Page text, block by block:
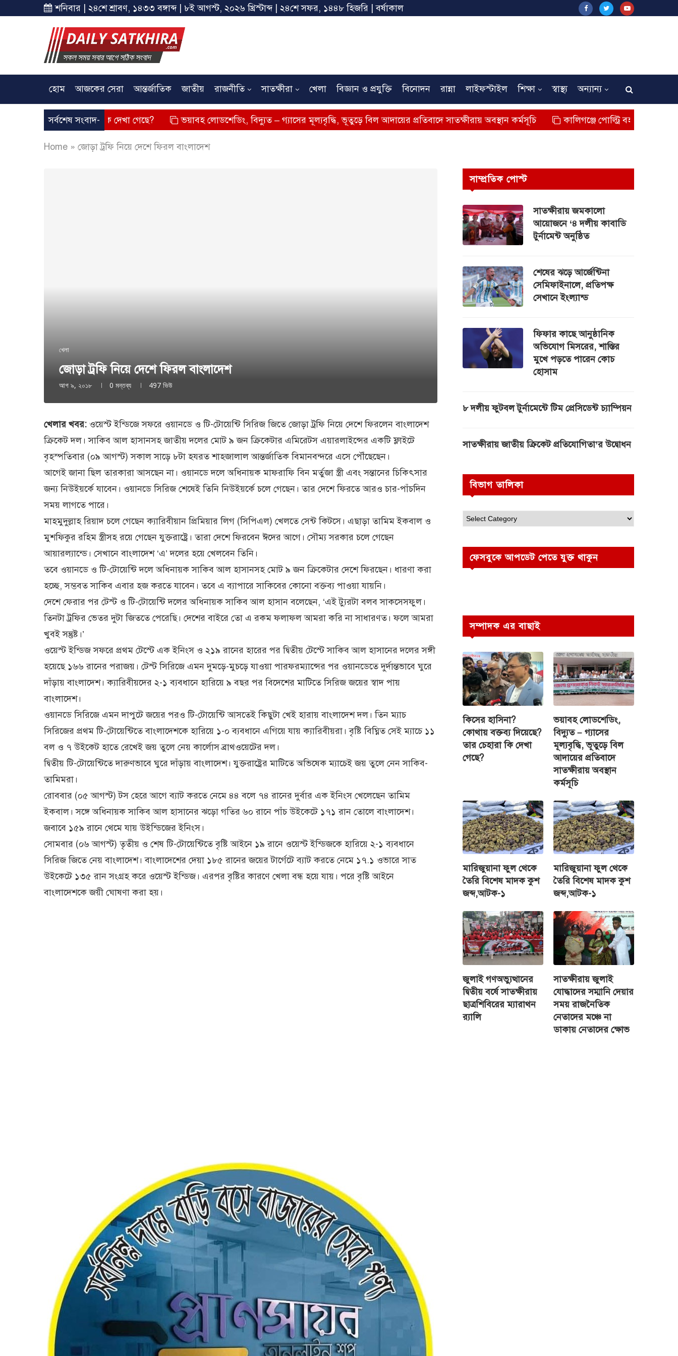
শনিবার | ২৪শে শ্রাবণ, ১৪৩৩ বঙ্গাব্দ | ৮ই আগস্ট, ২০২৬ খ্রিস্টাব্দ | ২৪শে সফর, ১৪৪৮ হিজরি | বর্ষাকাল
হোম আজকের সেরা আন্তর্জাতিক জাতীয় রাজনীতি সাতক্ষীরা খেলা বিজ্ঞান ও প্রযুক্তি বিনোদন রান্না লাইফস্টাইল শিক্ষা স্বাস্থ্য অন্যান্য
সর্বশেষ সংবাদ-
তার চেহারা কি দেখা গেছে? ভয়াবহ লোডশেডিং, বিদ্যুত – গ্যাসের মূল্যবৃদ্ধি, ভূতুড়ে বিল আদায়ের প্রতিবাদে সাতক্ষীরায় অবস্থান কর্মসূচি কালিগঞ্জে পোল্ট্রি বহনকারী গাড়ির ধাক্কায়
Home » জোড়া ট্রফি নিয়ে দেশে ফিরল বাংলাদেশ
খেলা
জোড়া ট্রফি নিয়ে দেশে ফিরল বাংলাদেশ
আগ ৯, ২০১৮ 0 মন্তব্য 497 ভিউ
খেলার খবর: ওয়েস্ট ইন্ডিজে সফরে ওয়ানডে ও টি-টোয়েন্টি সিরিজ জিতে জোড়া ট্রফি নিয়ে দেশে ফিরলেন বাংলাদেশ
ক্রিকেট দল। সাকিব আল হাসানসহ জাতীয় দলের মোট ৯ জন ক্রিকেটার এমিরেটস এয়ারলাইন্সের একটি ফ্লাইটে
বৃহস্পতিবার (০৯ আগস্ট) সকাল সাড়ে ৮টা হযরত শাহজালাল আন্তর্জাতিক বিমানবন্দরে এসে পৌঁছেছেন।
আগেই জানা ছিল তারকারা আসছেন না। ওয়ানডে দলে অধিনায়ক মাফরাফি বিন মর্তুজা স্ত্রী এবং সন্তানের চিকিৎসার
জন্য নিউইয়র্কে যাবেন। ওয়ানডে সিরিজ শেষেই তিনি নিউইয়র্কে চলে গেছেন। তার দেশে ফিরতে আরও চার-পাঁচদিন
সময় লাগতে পারে।
মাহমুদুল্লাহ রিয়াদ চলে গেছেন ক্যারিবীয়ান প্রিমিয়ার লিগ (সিপিএল) খেলতে সেন্ট কিটসে। এছাড়া তামিম ইকবাল ও
মুশফিকুর রহিম স্ত্রীসহ রয়ে গেছেন যুক্তরাষ্ট্রে। তারা দেশে ফিরবেন ঈদের আগে। সৌম্য সরকার চলে গেছেন
আয়ারল্যান্ডে। সেখানে বাংলাদেশ ‘এ’ দলের হয়ে খেলবেন তিনি।
তবে ওয়ানডে ও টি-টোয়েন্টি দলে অধিনায়ক সাকিব আল হাসানসহ মোট ৯ জন ক্রিকেটার দেশে ফিরছেন। ধারণা করা
হচ্ছে, সম্ভবত সাকিব এবার হজ করতে যাবেন। তবে এ ব্যাপারে সাকিবের কোনো বক্তব্য পাওয়া যায়নি।
দেশে ফেরার পর টেস্ট ও টি-টোয়েন্টি দলের অধিনায়ক সাকিব আল হাসান বলেছেন, ‘এই ট্যুরটা বলব সাকসেসফুল।
তিনটা ট্রফির ভেতর দুটা জিততে পেরেছি। দেশের বাইরে তো এ রকম ফলাফল আমরা করি না সাধারণত। ফলে আমরা
খুবই সন্তুষ্ট।’
ওয়েস্ট ইন্ডিজ সফরে প্রথম টেস্টে এক ইনিংস ও ২১৯ রানের হারের পর দ্বিতীয় টেস্টে সাকিব আল হাসানের দলের সঙ্গী
হয়েছে ১৬৬ রানের পরাজয়। টেস্ট সিরিজে এমন দুমড়ে-মুচড়ে যাওয়া পারফরম্যান্সের পর ওয়ানডেতে দুর্দান্তভাবে ঘুরে
দাঁড়ায় বাংলাদেশ। ক্যারিবীয়দের ২-১ ব্যবধানে হারিয়ে ৯ বছর পর বিদেশের মাটিতে সিরিজ জয়ের স্বাদ পায়
বাংলাদেশ।
ওয়ানডে সিরিজে এমন দাপুটে জয়ের পরও টি-টোয়েন্টি আসতেই কিছুটা খেই হারায় বাংলাদেশ দল। তিন ম্যাচ
সিরিজের প্রথম টি-টোয়েন্টিতে বাংলাদেশকে হারিয়ে ১-০ ব্যবধানে এগিয়ে যায় ক্যারিবীয়রা। বৃষ্টি বিঘ্নিত সেই ম্যাচে ১১
বল ও ৭ উইকেট হাতে রেখেই জয় তুলে নেয় কার্লোস ব্রাথওয়েটের দল।
দ্বিতীয় টি-টোয়েন্টিতে দারুণভাবে ঘুরে দাঁড়ায় বাংলাদেশ। যুক্তরাষ্ট্রের মাটিতে অভিষেক ম্যাচেই জয় তুলে নেন সাকিব-
তামিমরা।
রোববার (০৫ আগস্ট) টস হেরে আগে ব্যাট করতে নেমে ৪৪ বলে ৭৪ রানের দুর্বার এক ইনিংস খেলেছেন তামিম
ইকবাল। সঙ্গে অধিনায়ক সাকিব আল হাসানের ঝড়ো গতির ৬০ রানে পাঁচ উইকেটে ১৭১ রান তোলে বাংলাদেশ।
জবাবে ১৫৯ রানে থেমে যায় উইন্ডিজের ইনিংস।
সোমবার (০৬ আগস্ট) তৃতীয় ও শেষ টি-টোয়েন্টিতে বৃষ্টি আইনে ১৯ রানে ওয়েস্ট ইন্ডিজকে হারিয়ে ২-১ ব্যবধানে
সিরিজ জিতে নেয় বাংলাদেশ। বাংলাদেশের দেয়া ১৮৫ রানের জয়ের টার্গেটে ব্যাট করতে নেমে ১৭.১ ওভারে সাত
উইকেটে ১৩৫ রান সংগ্রহ করে ওয়েস্ট ইন্ডিজ। এরপর বৃষ্টির কারণে খেলা বন্ধ হয়ে যায়। পরে বৃষ্টি আইনে
বাংলাদেশকে জয়ী ঘোষণা করা হয়।
সাম্প্রতিক পোস্ট
সাতক্ষীরায় জমকালো
আয়োজনে ‘৪ দলীয় কাবাডি
টুর্নামেন্ট অনুষ্ঠিত
শেষের ঝড়ে আর্জেন্টিনা
সেমিফাইনালে, প্রতিপক্ষ
সেখানে ইংল্যান্ড
ফিফার কাছে আনুষ্ঠানিক
অভিযোগ মিসরের, শাস্তির
মুখে পড়তে পারেন কোচ
হোসাম
৮ দলীয় ফুটবল টুর্নামেন্টে টিম প্রেসিডেন্ট চ্যাম্পিয়ন
সাতক্ষীরায় জাতীয় ক্রিকেট প্রতিযোগিতা’র উদ্বোধন
বিভাগ তালিকা
ফেসবুকে আপডেট পেতে যুক্ত থাকুন
সম্পাদক এর বাছাই
কিসের হাসিনা?
কোথায় বক্তব্য দিয়েছে?
তার চেহারা কি দেখা
গেছে?
ভয়াবহ লোডশেডিং,
বিদ্যুত – গ্যাসের
মূল্যবৃদ্ধি, ভূতুড়ে বিল
আদায়ের প্রতিবাদে
সাতক্ষীরায় অবস্থান
কর্মসূচি
মারিজুয়ানা ফুল থেকে
তৈরি বিশেষ মাদক কুশ
জব্দ,আটক-১
মারিজুয়ানা ফুল থেকে
তৈরি বিশেষ মাদক কুশ
জব্দ,আটক-১
জুলাই গণঅভ্যুত্থানের
দ্বিতীয় বর্ষে সাতক্ষীরায়
ছাত্রশিবিরের ম্যারাথন
র‌্যালি
সাতক্ষীরায় জুলাই
যোদ্ধাদের সম্মানি দেয়ার
সময় রাজনৈতিক
নেতাদের মঞ্চে না
ডাকায় নেতাদের ক্ষোভ